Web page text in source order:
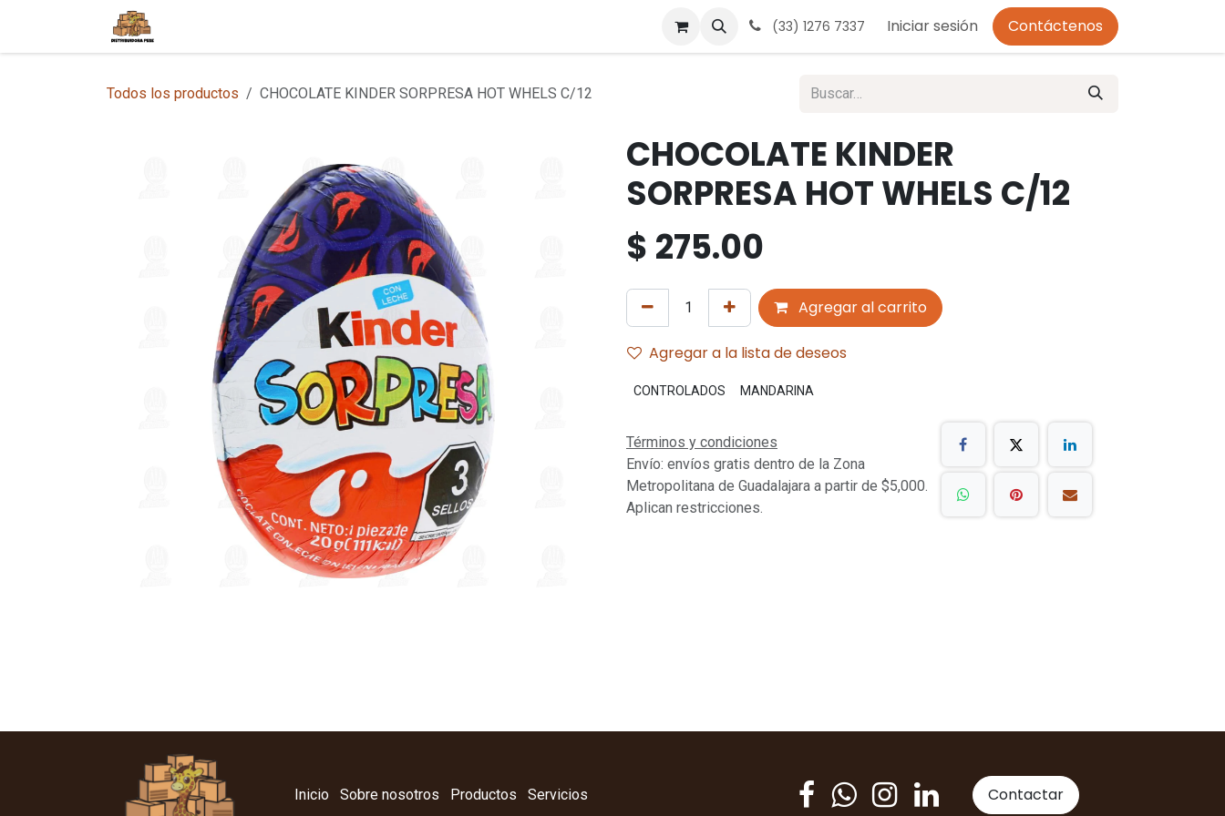
Términos y condiciones Aviso de Privacidad
(33) 1276 7337 Iniciar sesión Contáctenos
Todos los productos CHOCOLATE KINDER SORPRESA HOT WHELS C/12
CHOCOLATE KINDER
SORPRESA HOT WHELS C/12
$ 275.00
Agregar al carrito
Agregar a la lista de deseos
CONTROLADOS MANDARINA
Términos y condiciones
Envío: envíos gratis dentro de la Zona
Metropolitana de Guadalajara a partir de $5,000.
Aplican restricciones.
Inicio Sobre nosotros Productos Servicios Contactar